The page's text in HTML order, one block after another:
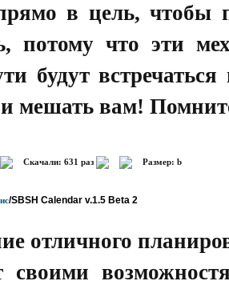
в цель,
потому что эти
будут
и мешать вам!
Скачали: 631 раз Размер: b
/SBSH Calendar v.1.5 Beta 2
отличного
своими